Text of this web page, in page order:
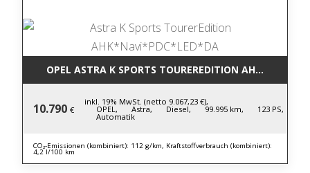
OPEL ASTRA K SPORTS TOUREREDITION
10.790 €
inkl. 19% MwSt. (netto 9.067,23 €),
OPEL, Astra, Diesel, 99.995 km, 123 PS,
Automatik
CO₂-Emissionen (kombiniert): 112 g/km, Kraftstoffverbrauch (kombiniert):
4,2 l/100 km